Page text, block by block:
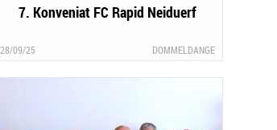
7. Konveniat FC Rapid Neiduerf
28/09/25 DOMMELDANGE